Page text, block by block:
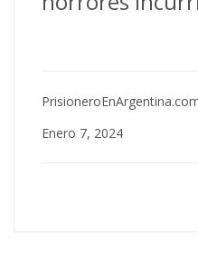
Enero 7, 2024